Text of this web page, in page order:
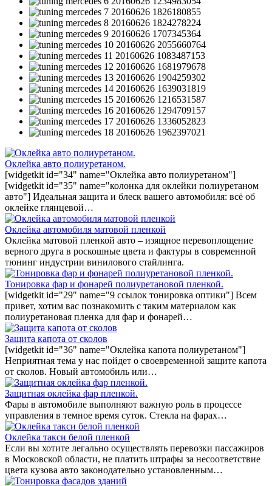
Оклейка авто полиуретаном.
[widgetkit id="34" name="Оклейка авто полиуретаном"]
[widgetkit id="35" name="колонка для оклейки полиуретаном
авто"] Идеальная защита и блеск вашего автомобиля: всё об
оклейке глянцевой…
Оклейка автомобиля матовой пленкой
Оклейка матовой пленкой авто – изящное перевоплощение
верного друга в роскошные цвета и фактуры в современной
тюнинг индустрии винилового стайлинга.
Тонировка фар и фонарей полиуретановой пленкой.
[widgetkit id="29" name="9 ссылок тонировка оптики"] Всем
привет, хотим вас познакомить с таким материалом как
полиуретановая пленка для фар и фонарей…
Защита капота от сколов
[widgetkit id="36" name="Оклейка капота полиуретаном"]
Неприятная тема у нас пойдет о своевременной защите капота
от сколов. Новый автомобиль или…
Защитная оклейка фар пленкой.
Фары в автомобиле выполняют важную роль в процессе
управления в темное время суток. Стекла на фарах…
Оклейка такси белой пленкой
Если вы хотите легально осуществлять перевозки пассажиров
в Московской области, не платить штрафы за несоответствие
цвета кузова авто законодательно установленным…